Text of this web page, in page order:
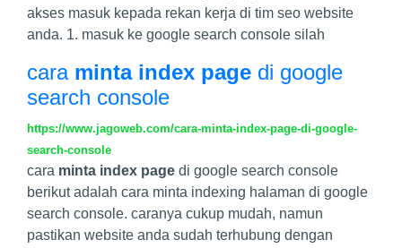
akses masuk kepada rekan kerja di tim seo website
anda. 1. masuk ke google search console silah
cara minta index page di google
search console
https://www.jagoweb.com/cara-minta-index-page-di-google-
search-console
cara minta index page di google search console
berikut adalah cara minta indexing halaman di google
search console. caranya cukup mudah, namun
pastikan website anda sudah terhubung dengan